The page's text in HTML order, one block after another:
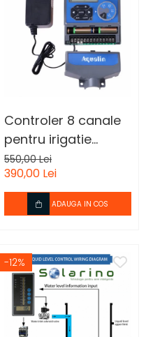
Controler 8 canale
pentru irigatie
gradina
550,00 Lei
390,00 Lei
ADAUGA IN COS
-12%